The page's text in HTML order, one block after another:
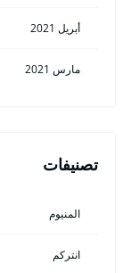
أبريل 2021
مارس 2021
تصنيفات
المنيوم
انتركم